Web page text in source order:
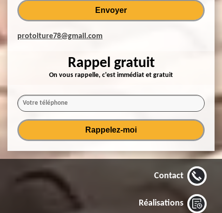
protoiture78@gmail.com
Rappel gratuit
On vous rappelle, c'est immédiat et gratuit
Contact
Réalisations